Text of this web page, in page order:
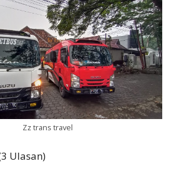
Zz trans travel
Ulasan)